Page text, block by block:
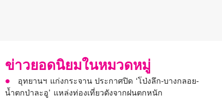
ข่าวยอดนิยมในหมวดหมู่
อุทยานฯ แก่งกระจาน ประกาศปิด ‘โป่งลึก-บางกลอย-
น้ำตกป่าละอู’ แหล่งท่องเที่ยวดังจากฝนตกหนัก